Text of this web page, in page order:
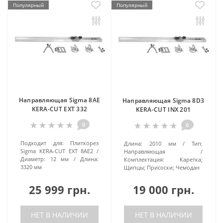
Популярный
Направляющая Sigma 8AE
KERA-CUT EXT 332
0
Подходит для:
Плиткорез
Sigma KERA-CUT EXT 8AE2
Диаметр:
12 мм
Длина:
3320 мм
25 999 грн.
НЕТ В НАЛИЧИИ
Популярный
Направляющая Sigma 8D3
KERA-CUT INX 201
0
Длина: 2010 мм
Тип:
Направляющая
Комплектация:
Каретка;
Щипцы; Присоски; Чемодан
19 000 грн.
НЕТ В НАЛИЧИИ